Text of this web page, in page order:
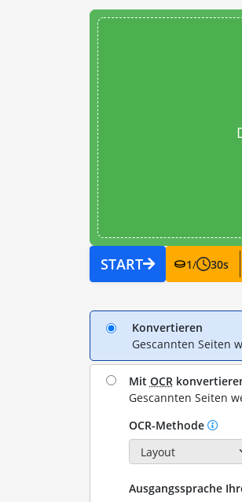
START 1/ 30s
Konvertieren
Gescannten Seiten
Mit OCR
Gescannten Seiten
OCR-Methode
Ausgangssprache